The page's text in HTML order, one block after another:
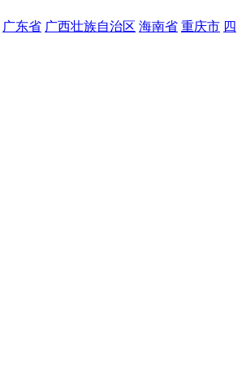
广东省 广西壮族自治区 海南省 重庆市 四